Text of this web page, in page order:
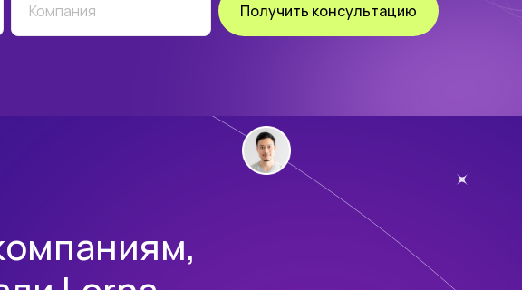
Компания Получить консультацию